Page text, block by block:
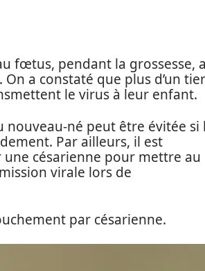
fœtus, pendant la grossesse,
a constaté que plus d’un
le virus à leur enfant.
né peut être évitée si
Par ailleurs, il est
césarienne pour mettre au
virale lors de
par césarienne.